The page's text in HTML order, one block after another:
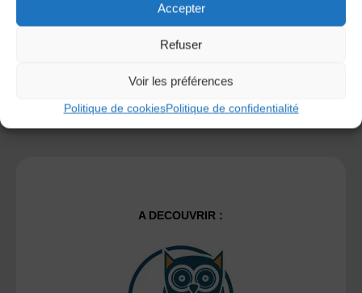
Accepter
Refuser
Voir les préférences
Politique de cookiesPolitique de confidentialité
Ce site utilise Akismet pour réduire les indésirables.
commentaires sont traitées.
A DECOUVRIR :